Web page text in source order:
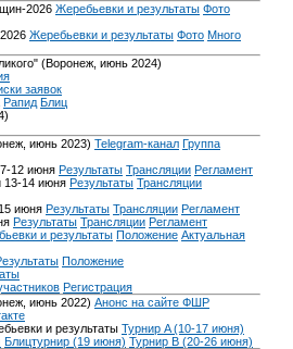
2026 Жеребьевки и результаты Фото
Жеребьевки и результаты Фото Много
(Воронеж, июнь 2024)
заявок
Рапид Блиц
июнь 2023) Telegram-канал Группа
12 июня Результаты Трансляции Регламент
13-14 июня Результаты Трансляции
июня Результаты Трансляции Регламент
Результаты Трансляции Регламент
и результаты Положение Актуальная
Положение
Регистрация
июнь 2022) Анонс на сайте ФШР
и результаты Турнир A (10-17 июня)
Блицтурнир (19 июня) Турнир B (20-26 июня)